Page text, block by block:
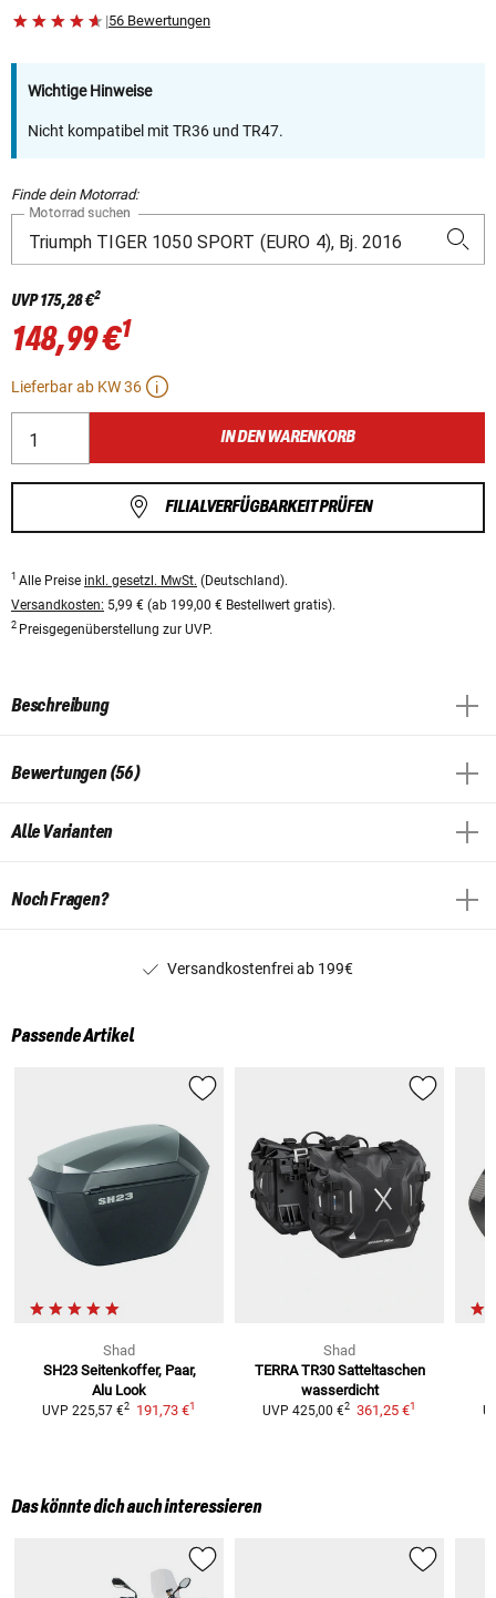
|56 Bewertungen
Wichtige Hinweise
Nicht kompatibel mit TR36 und TR47.
Finde dein Motorrad:
Motorrad suchen
UVP175,28 €2
148,99 €1
Lieferbar ab KW 36
IN DEN WARENKORB
FILIALVERFÜGBARKEIT PRÜFEN
1 Alle Preise inkl. gesetzl. MwSt. (Deutschland).
Versandkosten: 5,99 € (ab 199,00 € Bestellwert gratis).
2 Preisgegenüberstellung zur UVP.
Beschreibung
Bewertungen (56)
Alle Varianten
Noch Fragen?
Versandkostenfrei ab 199€
Passende Artikel
Shad
SH23 Seitenkoffer, Paar,
Alu Look
UVP 225,57 €2 191,73 €1
Shad
TERRA TR30 Satteltaschen
wasserdicht
UVP 425,00 €2 361,25 €1
Das könnte dich auch interessieren